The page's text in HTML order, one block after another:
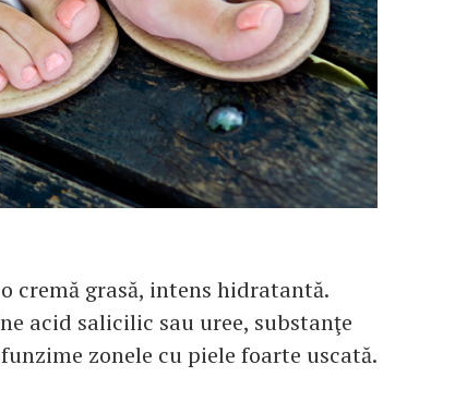
cremă grasă, intens hidratantă.
acid salicilic sau uree, substanţe
zonele cu piele foarte uscată.